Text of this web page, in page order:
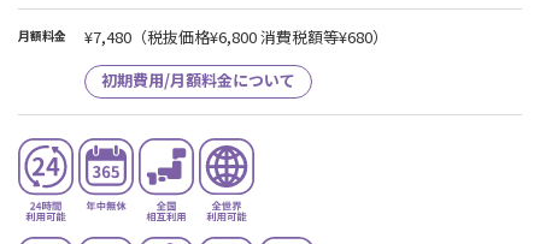
月額料金 ¥7,480 （税抜価格¥6,800 消費税額等¥680）
初期費用/月額料金について